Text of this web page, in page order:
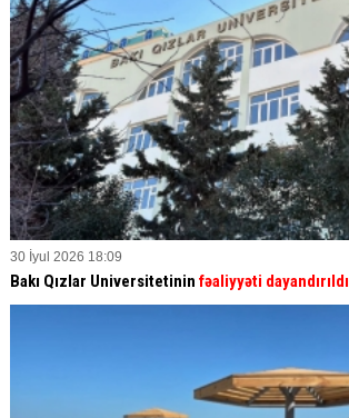
30 İyul 2026 18:09
Bakı Qızlar Universitetinin fəaliyyəti dayandırıldı